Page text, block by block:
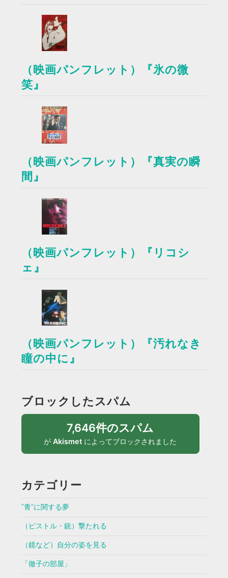
（映画パンフレット）『氷の微
笑』
（映画パンフレット）『真実の瞬
間』
（映画パンフレット）『リコシ
ェ』
（映画パンフレット）『汚れなき
瞳の中に』
ブロックしたスパム
7,646件のスパム
がAkismet によってブロックされました
カテゴリー
”青”に関する夢
（ピストル・銃）撃たれる
（鏡など）自分の姿を見る
「徹子の部屋」